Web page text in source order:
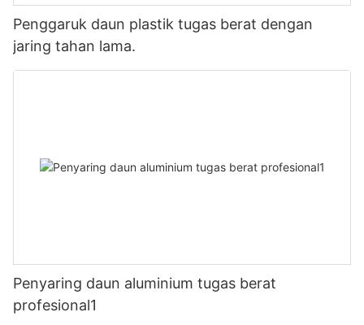
Penggaruk daun plastik tugas berat dengan
jaring tahan lama.
Penyaring daun aluminium tugas berat
profesional1